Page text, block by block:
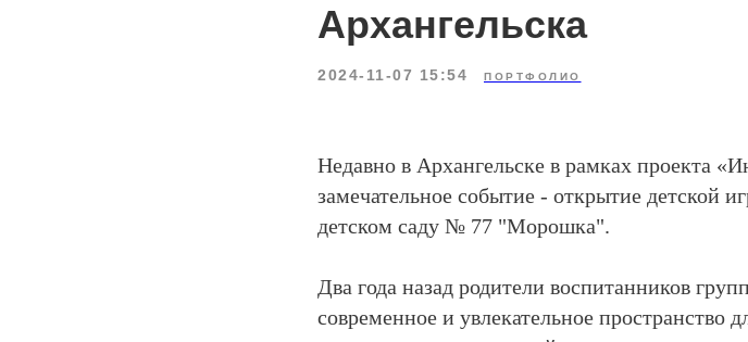
Архангельска
2024-11-07 15:54 ПОРТФОЛИО
Недавно в Архангельске в рамках проекта
замечательное событие - открытие детской
детском саду № 77 "Морошка".
Два года назад родители воспитанников
современное и увлекательное пространство